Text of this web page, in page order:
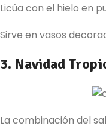
Licúa con el hielo en
Sirve en vasos
3. Navidad
La combinación del